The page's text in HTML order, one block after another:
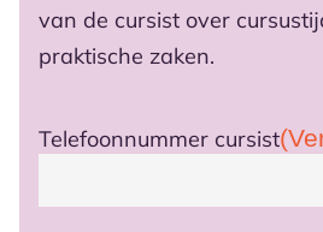
van de cursist over
praktische zaken.
Telefoonnummer cursist